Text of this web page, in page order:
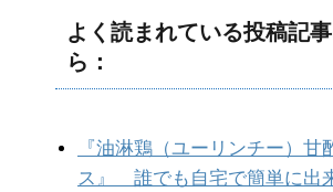
よく読まれている投稿記
ら：
『油淋鶏（ユーリンチー）甘
ス』 誰でも自宅で簡単に出